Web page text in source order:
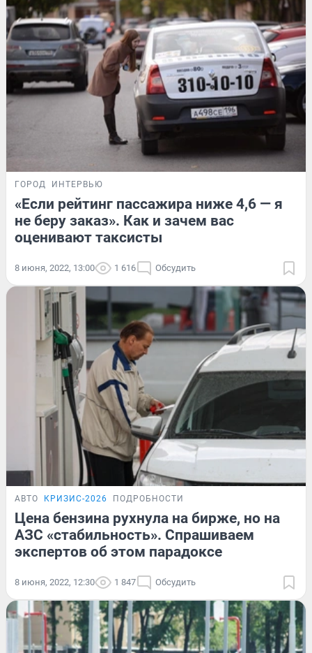
ГОРОД ИНТЕРВЬЮ
«Если рейтинг пассажира ниже 4,6 — я
не беру заказ». Как и зачем вас
оценивают таксисты
8 июня, 2022, 13:00 1 616 Обсудить
АВТО КРИЗИС-2026 ПОДРОБНОСТИ
Цена бензина рухнула на бирже, но на
АЗС «стабильность». Спрашиваем
экспертов об этом парадоксе
8 июня, 2022, 12:30 1 847 Обсудить